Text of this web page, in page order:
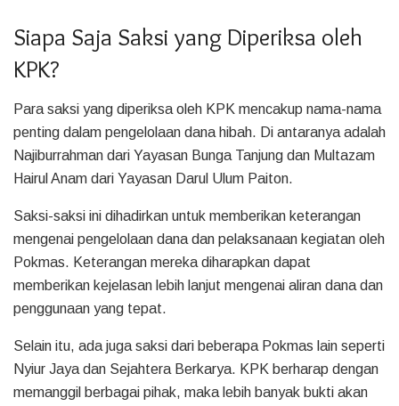
Siapa Saja Saksi yang Diperiksa oleh
KPK?
Para saksi yang diperiksa oleh KPK mencakup nama-nama
penting dalam pengelolaan dana hibah. Di antaranya adalah
Najiburrahman dari Yayasan Bunga Tanjung dan Multazam
Hairul Anam dari Yayasan Darul Ulum Paiton.
Saksi-saksi ini dihadirkan untuk memberikan keterangan
mengenai pengelolaan dana dan pelaksanaan kegiatan oleh
Pokmas. Keterangan mereka diharapkan dapat
memberikan kejelasan lebih lanjut mengenai aliran dana dan
penggunaan yang tepat.
Selain itu, ada juga saksi dari beberapa Pokmas lain seperti
Nyiur Jaya dan Sejahtera Berkarya. KPK berharap dengan
memanggil berbagai pihak, maka lebih banyak bukti akan